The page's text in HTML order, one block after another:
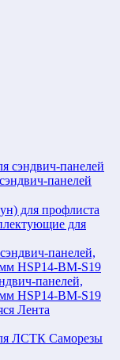
панелей
для профлиста
для
панелей,
HSP14-BM-S19
Лента
Саморезы